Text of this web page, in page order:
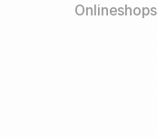
Onlineshops